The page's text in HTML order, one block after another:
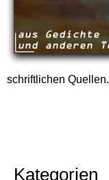
schriftlichen Quellen.
Kategorien